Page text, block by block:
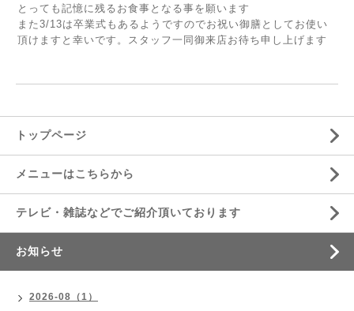
とっても記憶に残るお食事となる事を願います
また3/13は卒業式もあるようですのでお祝い御膳としてお使い
頂けますと幸いです。スタッフ一同御来店お待ち申し上げます
トップページ
メニューはこちらから
テレビ・雑誌などでご紹介頂いております
お知らせ
2026-08（1）